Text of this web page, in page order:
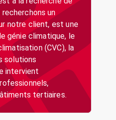
un
notre client, est une
génie climatique, le
(CVC), la
solutions
intervient
tertiaires.